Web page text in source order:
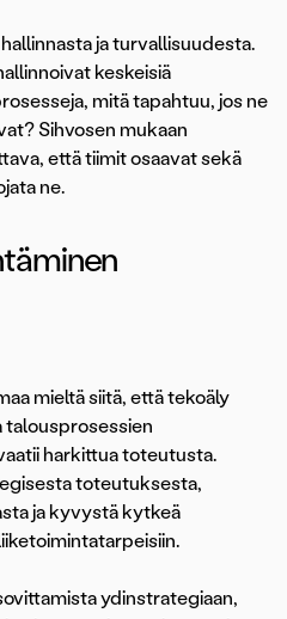
ja turvallisuudesta.
keskeisiä
mitä tapahtuu, jos ne
Sihvosen mukaan
että tiimit osaavat sekä
ne.
mieltä siitä, että tekoäly
talousprosessien
harkittua toteutusta.
toteutuksesta,
ja kyvystä kytkeä
ydinstrategiaan,